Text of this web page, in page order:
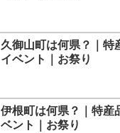
久御山町は何県？｜特
イベント｜お祭り
伊根町は何県？｜特産
ベント｜お祭り